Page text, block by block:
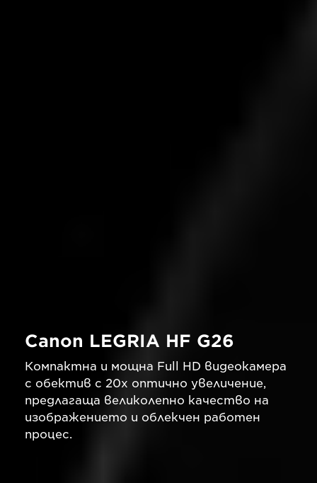
Canon LEGRIA HF G26
Компактна и мощна Full HD видеокамера
с обектив с 20x оптично увеличение,
предлагаща великолепно качество на
изображението и облекчен работен
процес.